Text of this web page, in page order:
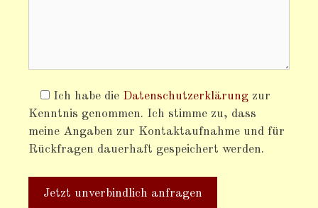
Ich habe die Datenschutzerklärung zur
Kenntnis genommen. Ich stimme zu, dass
meine Angaben zur Kontaktaufnahme und für
Rückfragen dauerhaft gespeichert werden.